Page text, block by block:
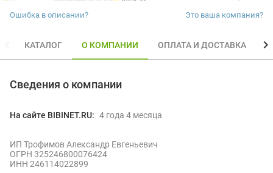
Ошибка в описании? Это ваша компания?
КАТАЛОГ О КОМПАНИИ ОПЛАТА И ДОСТАВКА
Сведения о компании
На сайте BIBINET.RU: 4 года 4 месяца
ИП Трофимов Александр Евгеньевич
ОГРН 325246800076424
ИНН 246114022899